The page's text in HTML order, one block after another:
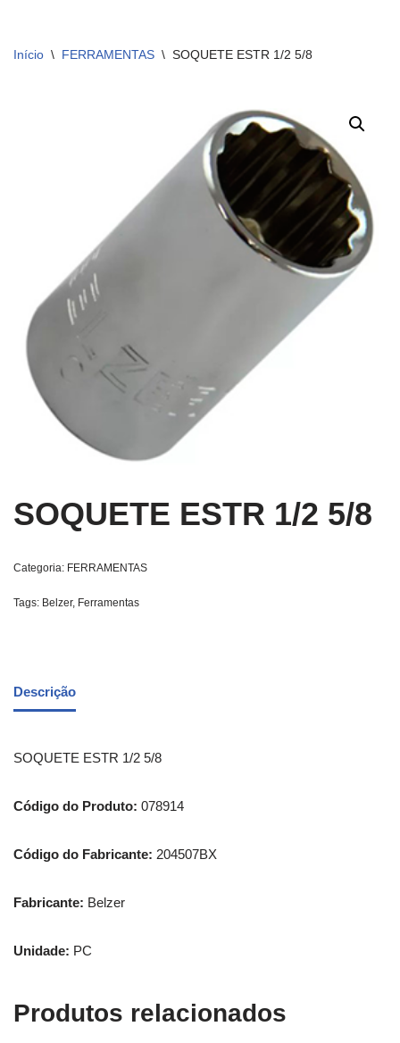
Início \ FERRAMENTAS \ SOQUETE ESTR 1/2 5/8
SOQUETE ESTR 1/2 5/8
Categoria: FERRAMENTAS
Tags: Belzer, Ferramentas
Descrição
SOQUETE ESTR 1/2 5/8
Código do Produto: 078914
Código do Fabricante: 204507BX
Fabricante: Belzer
Unidade: PC
Produtos relacionados